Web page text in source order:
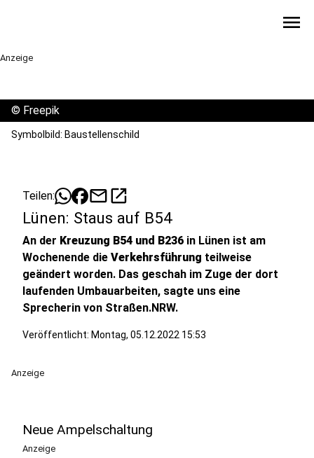
menu
Anzeige
© Freepik
Symbolbild: Baustellenschild
Teilen: mailopen_in_new
Lünen: Staus auf B54
An der Kreuzung B54 und B236 in Lünen ist am
Wochenende die Verkehrsführung teilweise
geändert worden. Das geschah im Zuge der dort
laufenden Umbauarbeiten, sagte uns eine
Sprecherin von Straßen.NRW.
Veröffentlicht: Montag, 05.12.2022 15:53
Anzeige
Neue Ampelschaltung
Anzeige